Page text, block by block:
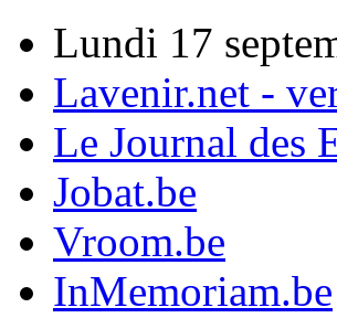
Lundi 17
Lavenir.net -
Le Journal des
Jobat.be
Vroom.be
InMemoriam.be